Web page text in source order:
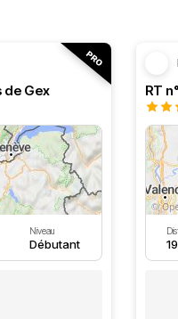
de Gex
Niveau
Débutant